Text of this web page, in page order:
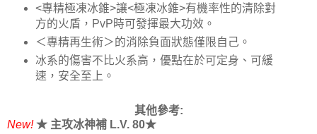
<專精極凍冰錐>讓<極凍冰錐>有機率性的清除對
方的火盾，PvP時可發揮最大功效。
＜專精再生術＞的消除負面狀態僅限自己。
冰系的傷害不比火系高，優點在於可定身、可緩
速，安全至上。
其他參考:
New! ★ 主攻冰神補 L.V. 80★